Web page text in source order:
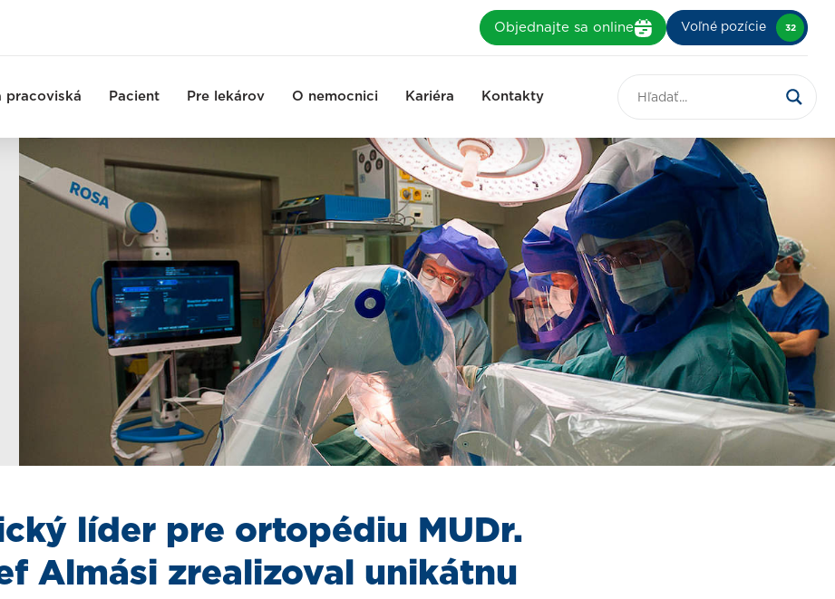
Objednajte sa online Voľné pozície 32
pracoviská Pacient Pre lekárov O nemocnici Kariéra Kontakty
líder pre ortopédiu MUDr.
Almási zrealizoval unikátnu